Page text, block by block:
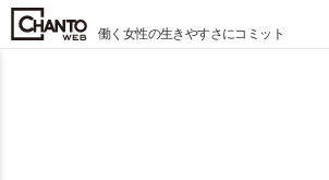
働く女性の生きやすさにコミット